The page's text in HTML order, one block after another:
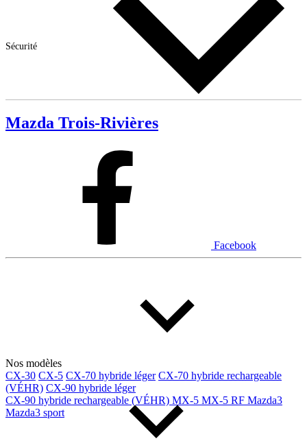
Sécurité
Mazda Trois-Rivières
Facebook
Nos modèles
CX-30 CX-5 CX-70 hybride léger CX-70 hybride rechargeable
(VÉHR) CX-90 hybride léger
CX-90 hybride rechargeable (VÉHR) MX-5 MX-5 RF Mazda3
Mazda3 sport